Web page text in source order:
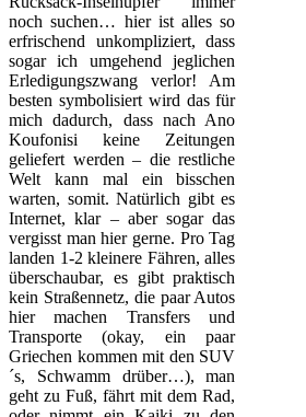
noch suchen… hier ist alles so
erfrischend unkompliziert, dass
sogar ich umgehend jeglichen
Erledigungszwang verlor! Am
besten symbolisiert wird das für
mich dadurch, dass nach Ano
Koufonisi keine Zeitungen
geliefert werden – die restliche
Welt kann mal ein bisschen
warten, somit. Natürlich gibt es
Internet, klar – aber sogar das
vergisst man hier gerne. Pro Tag
landen 1-2 kleinere Fähren, alles
überschaubar, es gibt praktisch
kein Straßennetz, die paar Autos
hier machen Transfers und
Transporte (okay, ein paar
Griechen kommen mit den SUV
´s, Schwamm drüber…), man
geht zu Fuß, fährt mit dem Rad,